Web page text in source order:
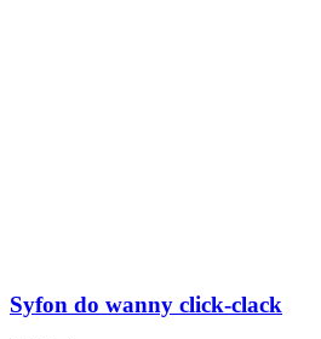
Syfon do wanny click-clack